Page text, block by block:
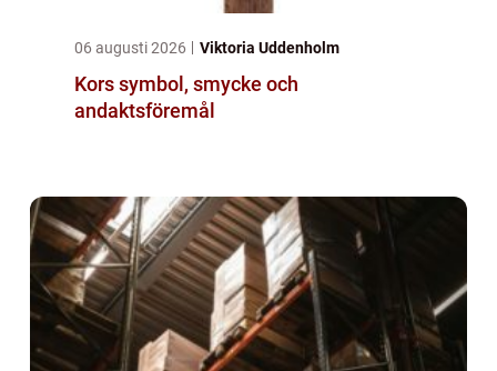
06 augusti 2026 Viktoria Uddenholm
Kors symbol, smycke och
andaktsföremål